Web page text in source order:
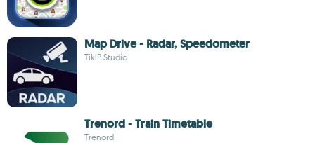
Map Drive - Radar, Speedometer
TikiP Studio
Trenord - Train Timetable
Trenord